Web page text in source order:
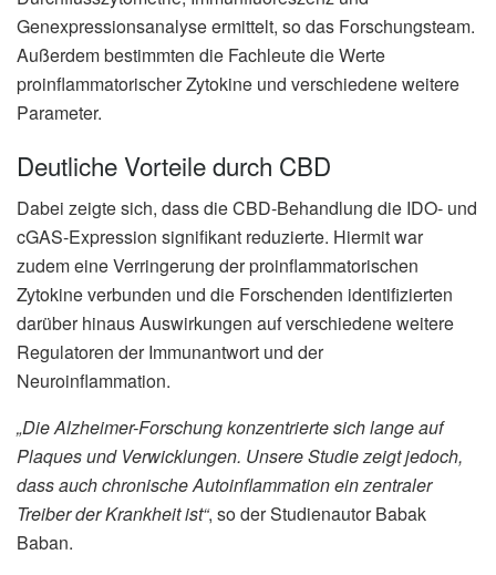
Genexpressionsanalyse ermittelt, so das Forschungsteam.
Außerdem bestimmten die Fachleute die Werte
proinflammatorischer Zytokine und verschiedene weitere
Parameter.
Deutliche Vorteile durch CBD
Dabei zeigte sich, dass die CBD-Behandlung die IDO- und
cGAS-Expression signifikant reduzierte. Hiermit war
zudem eine Verringerung der proinflammatorischen
Zytokine verbunden und die Forschenden identifizierten
darüber hinaus Auswirkungen auf verschiedene weitere
Regulatoren der Immunantwort und der
Neuroinflammation.
„Die Alzheimer-Forschung konzentrierte sich lange auf
Plaques und Verwicklungen. Unsere Studie zeigt jedoch,
dass auch chronische Autoinflammation ein zentraler
Treiber der Krankheit ist“, so der Studienautor Babak
Baban.